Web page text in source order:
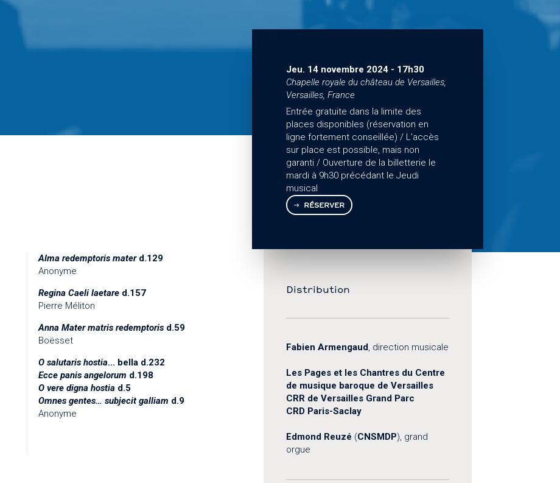
Alma redemptoris materd.129
Anonyme
Regina Caeli laetare d.157
Pierre Méliton
Anna Mater matris redemptoris d.59
Boësset
O salutaris hostia… bella d.232
Ecce panis angelorum d.198
O vere digna hostia d.5
Omnes gentes… subjecit galliam d.9
Anonyme
Jeu. 14 novembre 2024 - 17h30
Chapelle royale du château de Versailles,
Versailles, France
Entrée gratuite dans la limite des
places disponibles (réservation en
ligne fortement conseillée) / L’accès
sur place est possible, mais non
garanti / Ouverture de la billetterie le
mardi à 9h30 précédant le Jeudi
musical
RÉSERVER
Distribution
Fabien Armengaud, direction musicale
Les Pages et les Chantres du Centre
de musique baroque de Versailles
CRR de Versailles Grand Parc
CRD Paris-Saclay
Edmond Reuzé (CNSMDP), grand
orgue